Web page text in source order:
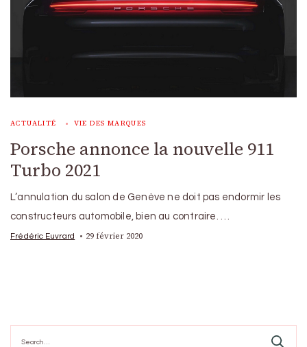
ACTUALITÉ VIE DES MARQUES
Porsche annonce la nouvelle 911
Turbo 2021
L’annulation du salon de Genève ne doit pas endormir les
constructeurs automobile, bien au contraire. …
Frédéric Euvrard 29 février 2020
for: